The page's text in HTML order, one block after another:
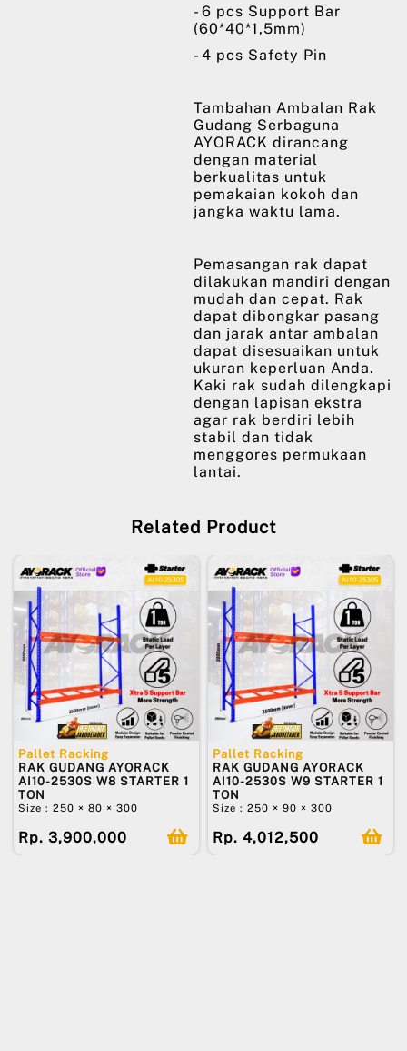
- 6 pcs Support Bar
(60*40*1,5mm)
- 4 pcs Safety Pin
Tambahan Ambalan Rak
Gudang Serbaguna
AYORACK dirancang
dengan material
berkualitas untuk
pemakaian kokoh dan
jangka waktu lama.
Pemasangan rak dapat
dilakukan mandiri dengan
mudah dan cepat. Rak
dapat dibongkar pasang
dan jarak antar ambalan
dapat disesuaikan untuk
ukuran keperluan Anda.
Kaki rak sudah dilengkapi
dengan lapisan ekstra
agar rak berdiri lebih
stabil dan tidak
menggores permukaan
lantai.
Related Product
Pallet Racking
RAK GUDANG AYORACK
AI10-2530S W8 STARTER 1
TON
Size : 250 × 80 × 300
Rp. 3,900,000
Pallet Racking
RAK GUDANG AYORACK
AI10-2530S W9 STARTER 1
TON
Size : 250 × 90 × 300
Rp. 4,012,500